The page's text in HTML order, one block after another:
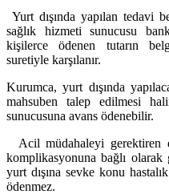
Yurt dışında yapılan tedavi
sağlık hizmeti sunucusu
kişilerce ödenen tutarın
suretiyle karşılanır.
Kurumca, yurt dışında
mahsuben talep edilmesi
sunucusuna avans ödenebilir.
Acil müdahaleyi gerektiren
komplikasyonuna bağlı
yurt dışına sevke konu
ödenmez.